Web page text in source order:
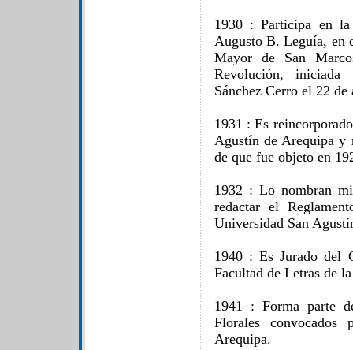
1930 : Participa en
Augusto B. Leguía, en
Mayor de San
Revolución,
Sánchez Cerro el 22 de
1931 : Es
Agustín de Arequipa y
de que fue objeto en
1932 : Lo nombran
redactar el
Universidad San
1940 : Es Jurado del
Facultad de Letras de
1941 : Forma parte
Florales
Arequipa.